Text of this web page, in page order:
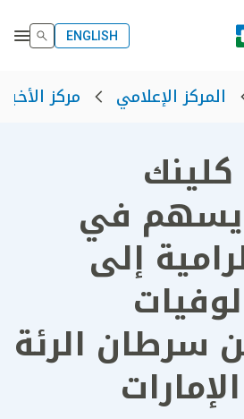
ENGLISH
المركز الإعلامي مركز الأخبار
كلينك
يسهم في
إلى
سرطان الرئة